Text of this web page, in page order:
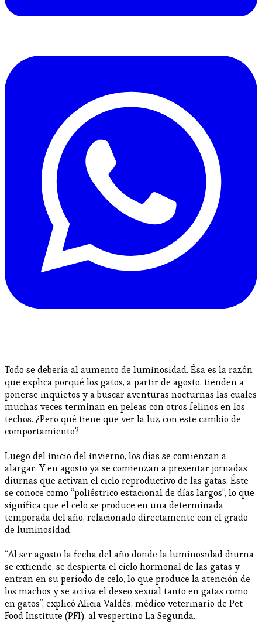
Todo se debería al aumento de luminosidad. Ésa es la razón
que explica porqué los gatos, a partir de agosto, tienden a
ponerse inquietos y a buscar aventuras nocturnas las cuales
muchas veces terminan en peleas con otros felinos en los
techos. ¿Pero qué tiene que ver la luz con este cambio de
comportamiento?
Luego del inicio del invierno, los días se comienzan a
alargar. Y en agosto ya se comienzan a presentar jornadas
diurnas que activan el ciclo reproductivo de las gatas. Éste
se conoce como “poliéstrico estacional de días largos”, lo que
significa que el celo se produce en una determinada
temporada del año, relacionado directamente con el grado
de luminosidad.
“Al ser agosto la fecha del año donde la luminosidad diurna
se extiende, se despierta el ciclo hormonal de las gatas y
entran en su período de celo, lo que produce la atención de
los machos y se activa el deseo sexual tanto en gatas como
en gatos”, explicó Alicia Valdés, médico veterinario de Pet
Food Institute (PFI), al vespertino La Segunda.